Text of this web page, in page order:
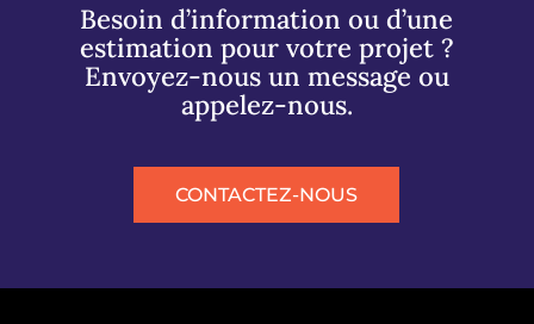
Besoin d’information ou d’une
estimation pour votre projet ?
Envoyez-nous un message ou
appelez-nous.
CONTACTEZ-NOUS